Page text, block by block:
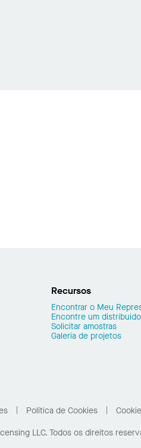
Recursos
Encontrar o Meu
Encontre um
Solicitar amostras
Galeria de projetos
Política de Cookies
LLC. Todos os direitos